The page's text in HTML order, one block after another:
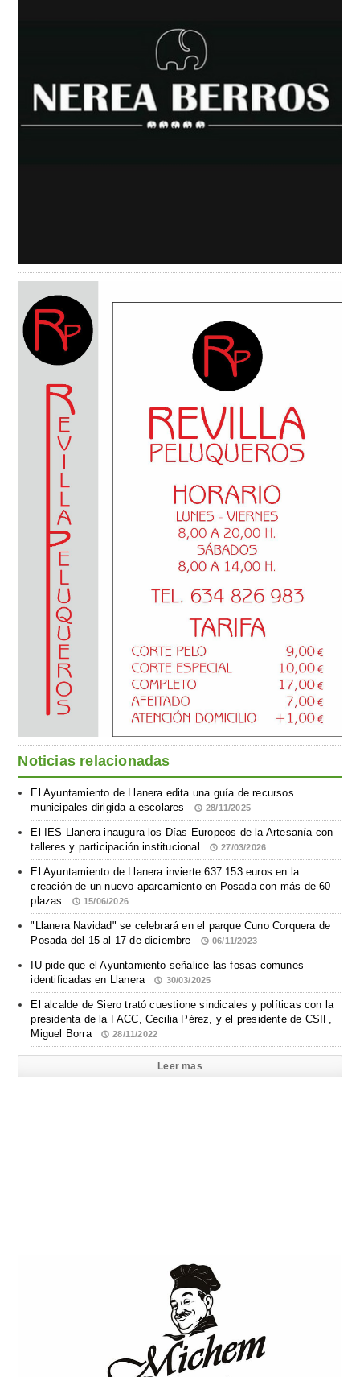
Noticias relacionadas
El Ayuntamiento de Llanera edita una guía de recursos
municipales dirigida a escolares
28/11/2025
El IES Llanera inaugura los Días Europeos de la Artesanía con
talleres y participación institucional
27/03/2026
El Ayuntamiento de Llanera invierte 637.153 euros en la
creación de un nuevo aparcamiento en Posada con más de 60
plazas
15/06/2026
"Llanera Navidad" se celebrará en el parque Cuno Corquera de
Posada del 15 al 17 de diciembre
06/11/2023
IU pide que el Ayuntamiento señalice las fosas comunes
identificadas en Llanera
30/03/2025
El alcalde de Siero trató cuestione sindicales y políticas con la
presidenta de la FACC, Cecilia Pérez, y el presidente de CSIF,
Miguel Borra
28/11/2022
Leer mas